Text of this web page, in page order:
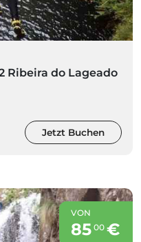
Ribeira do Lageado
Jetzt Buchen
VON
85 00€